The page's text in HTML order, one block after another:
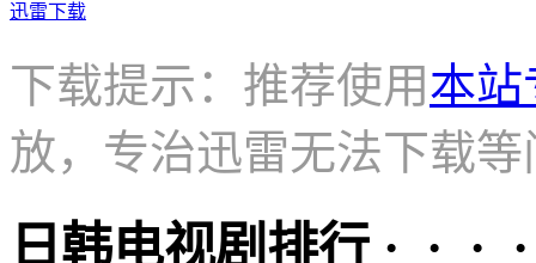
迅雷下载
下载提示：推荐使用本站
放，专治迅雷无法下载等
日韩电视剧排行 · · ·